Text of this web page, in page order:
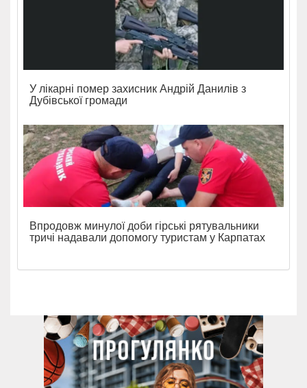
У лікарні помер захисник Андрій Данилів з
Дубівської громади
Впродовж минулої доби гірські рятувальники
тричі надавали допомогу туристам у Карпатах